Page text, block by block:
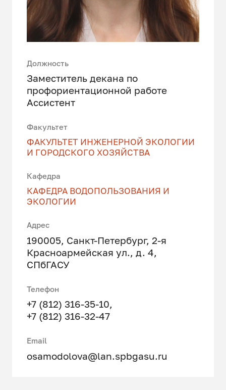
Должность
Заместитель декана по
профориентационной работе
Ассистент
Факультет
ФАКУЛЬТЕТ ИНЖЕНЕРНОЙ ЭКОЛОГИИ
И ГОРОДСКОГО ХОЗЯЙСТВА
Кафедра
КАФЕДРА ВОДОПОЛЬЗОВАНИЯ И
ЭКОЛОГИИ
Адрес
190005, Санкт-Петербург, 2-я
Красноармейская ул., д. 4,
СПбГАСУ
Телефон
+7 (812) 316-35-10,
+7 (812) 316-32-47
Email
osamodolova@lan.spbgasu.ru